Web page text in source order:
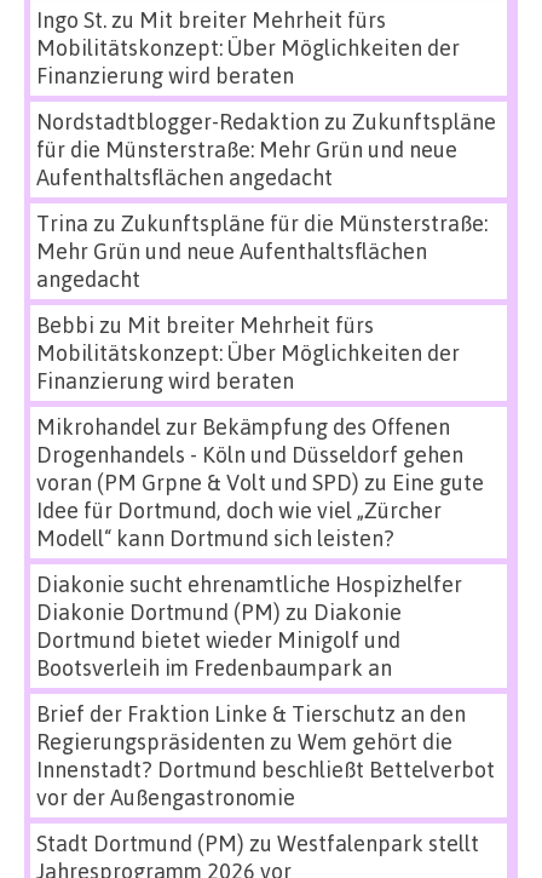
Ingo St.zu Mit breiter Mehrheit fürs
Mobilitätskonzept: Über Möglichkeiten der
Finanzierung wird beraten
Nordstadtblogger-Redaktion zu Zukunftspläne
für die Münsterstraße: Mehr Grün und neue
Aufenthaltsflächen angedacht
Trina zu Zukunftspläne für die Münsterstraße:
Mehr Grün und neue Aufenthaltsflächen
angedacht
Bebbi zu Mit breiter Mehrheit fürs
Mobilitätskonzept: Über Möglichkeiten der
Finanzierung wird beraten
Mikrohandel zur Bekämpfung des Offenen
Drogenhandels - Köln und Düsseldorf gehen
voran (PM Grpne & Volt und SPD) zu Eine gute
Idee für Dortmund, doch wie viel „Zürcher
Modell“ kann Dortmund sich leisten?
Diakonie sucht ehrenamtliche Hospizhelfer
Diakonie Dortmund (PM) zu Diakonie
Dortmund bietet wieder Minigolf und
Bootsverleih im Fredenbaumpark an
Brief der Fraktion Linke & Tierschutz an den
Regierungspräsidenten zu Wem gehört die
Innenstadt? Dortmund beschließt Bettelverbot
vor der Außengastronomie
Stadt Dortmund (PM) zu Westfalenpark stellt
Jahresprogramm 2026 vor